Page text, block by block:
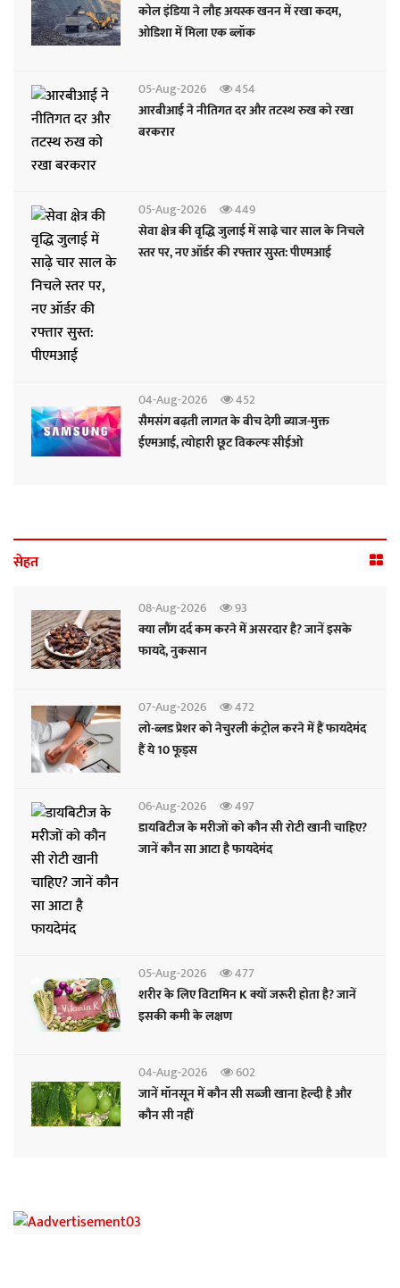
कोल इंडिया ने लौह अयस्क खनन में रखा कदम,
ओडिशा में मिला एक ब्लॉक
05-Aug-2026
454
आरबीआई ने नीतिगत दर और तटस्थ रुख को रखा
बरकरार
05-Aug-2026
449
सेवा क्षेत्र की वृद्धि जुलाई में साढ़े चार साल के निचले
स्तर पर, नए ऑर्डर की रफ्तार सुस्त: पीएमआई
04-Aug-2026
452
सैमसंग बढ़ती लागत के बीच देगी ब्याज-मुक्त
ईएमआई, त्योहारी छूट विकल्पः सीईओ
सेहत
08-Aug-2026
93
क्या लौंग दर्द कम करने में असरदार है? जानें इसके
फायदे, नुकसान
07-Aug-2026
472
लो-ब्लड प्रेशर को नेचुरली कंट्रोल करने में हैं फायदेमंद
हैं ये 10 फूड्स
06-Aug-2026
497
डायबिटीज के मरीजों को कौन सी रोटी खानी चाहिए?
जानें कौन सा आटा है फायदेमंद
05-Aug-2026
477
शरीर के लिए विटामिन K क्यों जरूरी होता है? जानें
इसकी कमी के लक्षण
04-Aug-2026
602
जानें मॉनसून में कौन सी सब्जी खाना हेल्दी है और
कौन सी नहीं